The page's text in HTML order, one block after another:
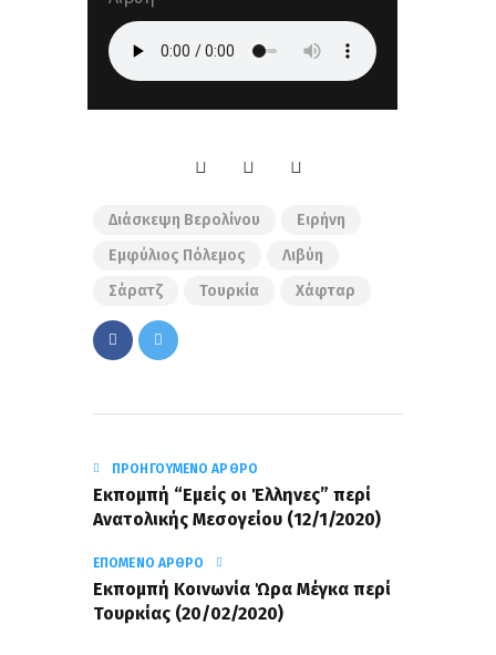
Διάσκεψη Βερολίνου
Ειρήνη
Εμφύλιος Πόλεμος
Λιβύη
Σάρατζ
Τουρκία Χάφταρ
ΠΡΟΗΓΟΎΜΕΝΟ ΆΡΘΡΟ
Εκπομπή “Εμείς οι Έλληνες” περί
Ανατολικής Μεσογείου (12/1/2020)
ΕΠΌΜΕΝΟ ΆΡΘΡΟ
Εκπομπή Κοινωνία Ώρα Μέγκα περί
Τουρκίας (20/02/2020)